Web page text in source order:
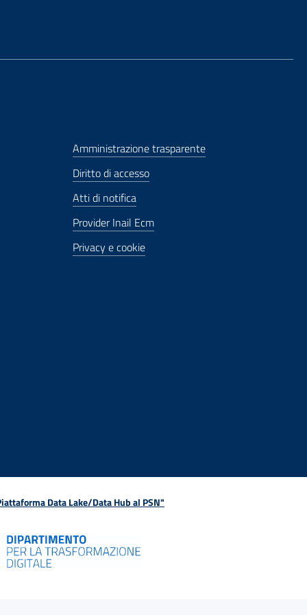
Amministrazione trasparente
Diritto di accesso
Atti di notifica
Provider Inail Ecm
Privacy e cookie
Data Lake/Data Hub al PSN"